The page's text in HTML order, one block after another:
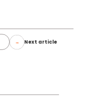
Next article